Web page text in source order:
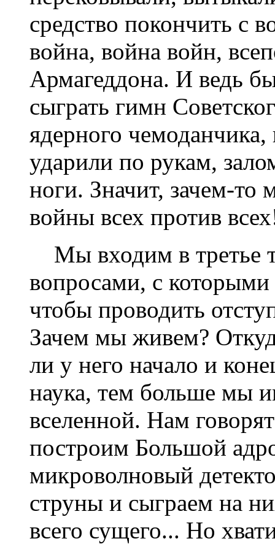
средство покончить с
война, война войн,
Армагеддона. И ведь
сыграть гимн
ядерного
ударили по рукам,
ноги. Значит, зачем-
войны всех против
Мы входим в третье
вопросами, с
чтобы проводить
Зачем мы живем?
ли у него начало и
наука, тем больше мы
вселенной. Нам
построим Большой
микроволновый
струны и сыграем на
всего сущего... Но